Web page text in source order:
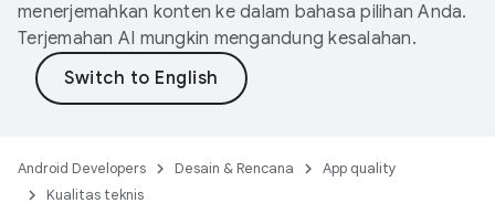
menerjemahkan konten ke dalam bahasa pilihan Anda.
Terjemahan AI mungkin mengandung kesalahan.
Android Developers Desain & Rencana
App quality
Kualitas teknis